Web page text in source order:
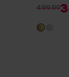
499.99